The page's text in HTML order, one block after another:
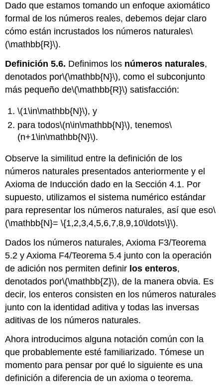
Dado que estamos tomando un enfoque axiomático
formal de los números reales, debemos dejar claro
cómo están incrustados los números naturales\
(\mathbb{R}\).
Definición 5.6. Definimos los números naturales,
denotados por\(\mathbb{N}\), como el subconjunto
más pequeño de\(\mathbb{R}\) satisfacción:
\(1\in\mathbb{N}\), y
para todos\(n\in\mathbb{N}\), tenemos\
(n+1\in\mathbb{N}\).
Observe la similitud entre la definición de los
números naturales presentados anteriormente y el
Axioma de Inducción dado en la Sección 4.1. Por
supuesto, utilizamos el sistema numérico estándar
para representar los números naturales, así que eso\
(\mathbb{N}= \{1,2,3,4,5,6,7,8,9,10\ldots\}\).
Dados los números naturales, Axioma F3/Teorema
5.2 y Axioma F4/Teorema 5.4 junto con la operación
de adición nos permiten definir los enteros,
denotados por\(\mathbb{Z}\), de la manera obvia. Es
decir, los enteros consisten en los números naturales
junto con la identidad aditiva y todas las inversas
aditivas de los números naturales.
Ahora introducimos alguna notación común con la
que probablemente esté familiarizado. Tómese un
momento para pensar por qué lo siguiente es una
definición a diferencia de un axioma o teorema.